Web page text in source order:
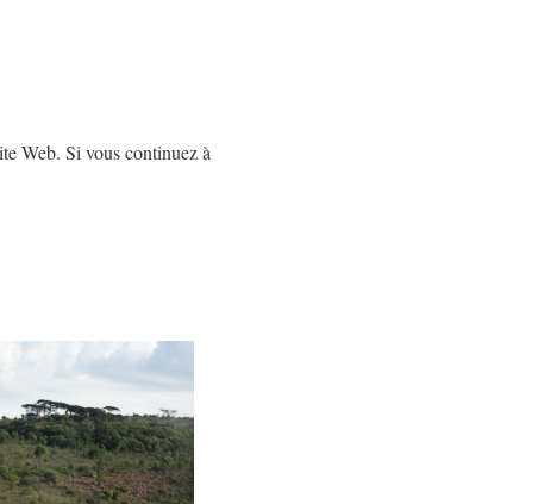
Web. Si vous continuez à